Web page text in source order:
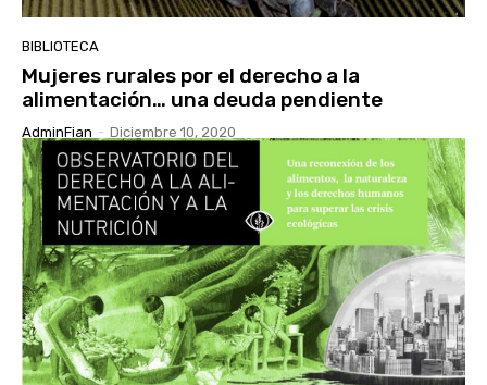
BIBLIOTECA
Mujeres rurales por el derecho a la
alimentación… una deuda pendiente
AdminFian - Diciembre 10, 2020